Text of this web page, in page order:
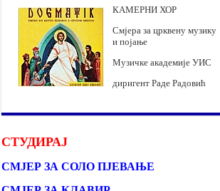
КАМЕРНИ ХОР
Смјера за црквену музику
и појање
Музичке академије УИС
диригент Раде Радовић
СТУДИРАЈ
СМЈЕР ЗА СОЛО ПЈЕВАЊЕ